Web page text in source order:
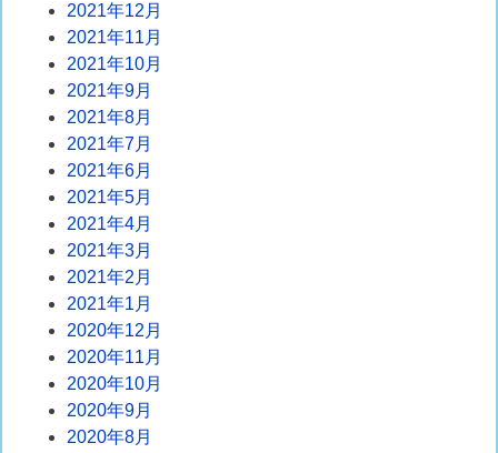
2021年12月
2021年11月
2021年10月
2021年9月
2021年8月
2021年7月
2021年6月
2021年5月
2021年4月
2021年3月
2021年2月
2021年1月
2020年12月
2020年11月
2020年10月
2020年9月
2020年8月